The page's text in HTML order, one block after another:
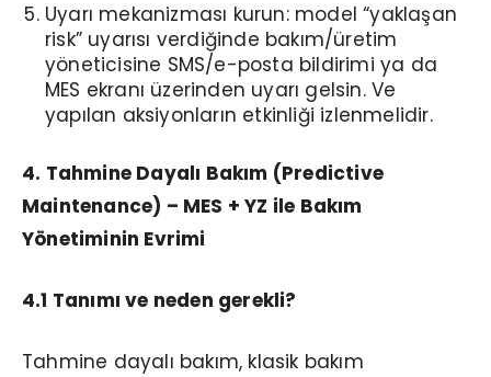
Uyarı mekanizması kurun: model “yaklaşan
risk” uyarısı verdiğinde bakım/üretim
yöneticisine SMS/e-posta bildirimi ya da
MES ekranı üzerinden uyarı gelsin. Ve
yapılan aksiyonların etkinliği izlenmelidir.
4. Tahmine Dayalı Bakım (Predictive
Maintenance) – MES + YZ ile Bakım
Yönetiminin Evrimi
4.1 Tanımı ve neden gerekli?
Tahmine dayalı bakım, klasik bakım